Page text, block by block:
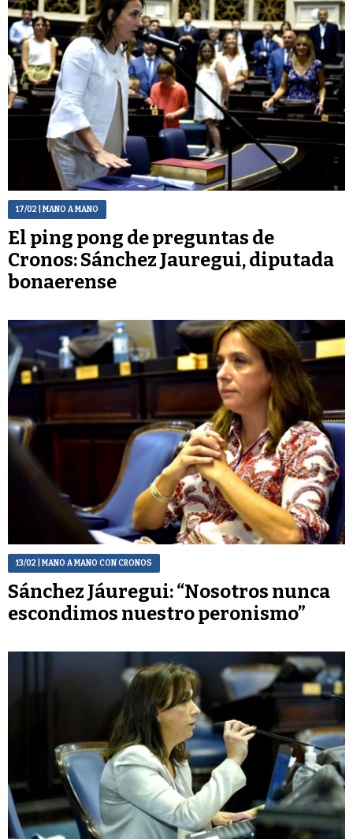
17/02 | MANO A MANO
El ping pong de preguntas de
Cronos: Sánchez Jauregui, diputada
bonaerense
13/02 | MANO A MANO CON CRONOS
Sánchez Jáuregui: “Nosotros nunca
escondimos nuestro peronismo”